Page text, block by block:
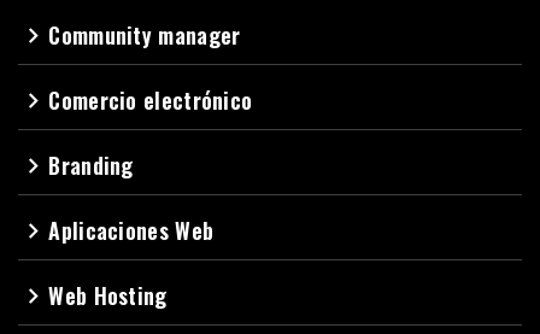
navigate_next Community manager
navigate_next Comercio electrónico
navigate_next Branding
navigate_nextAplicaciones Web
navigate_nextWeb Hosting